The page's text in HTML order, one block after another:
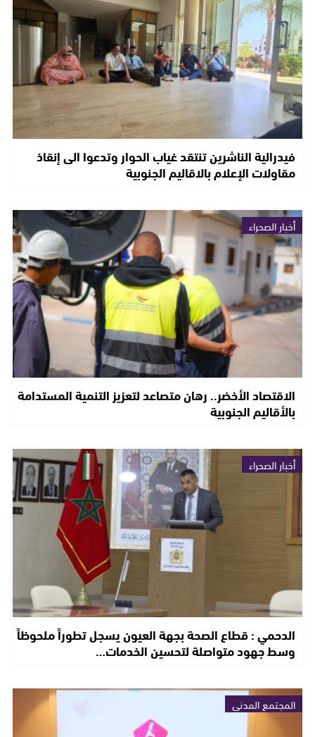
فيدرالية الناشرين تنتقد غياب الحوار وتدعوا الى إنقاذ
مقاولات الإعلام بالاقاليم الجنوبية
أخبار الصحراء
الاقتصاد الأخضر.. رهان متصاعد لتعزيز التنمية المستدامة
بالأقاليم الجنوبية
أخبار الصحراء
الدحمي : قطاع الصحة بجهة العيون يسجل تطوراً ملحوظاً
وسط جهود متواصلة لتحسين الخدمات…
المجتمع المدني